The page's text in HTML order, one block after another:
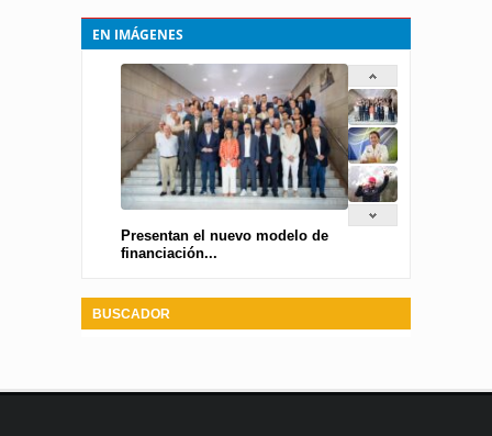
EN IMÁGENES
Presentan el nuevo modelo de
financiación...
BUSCADOR